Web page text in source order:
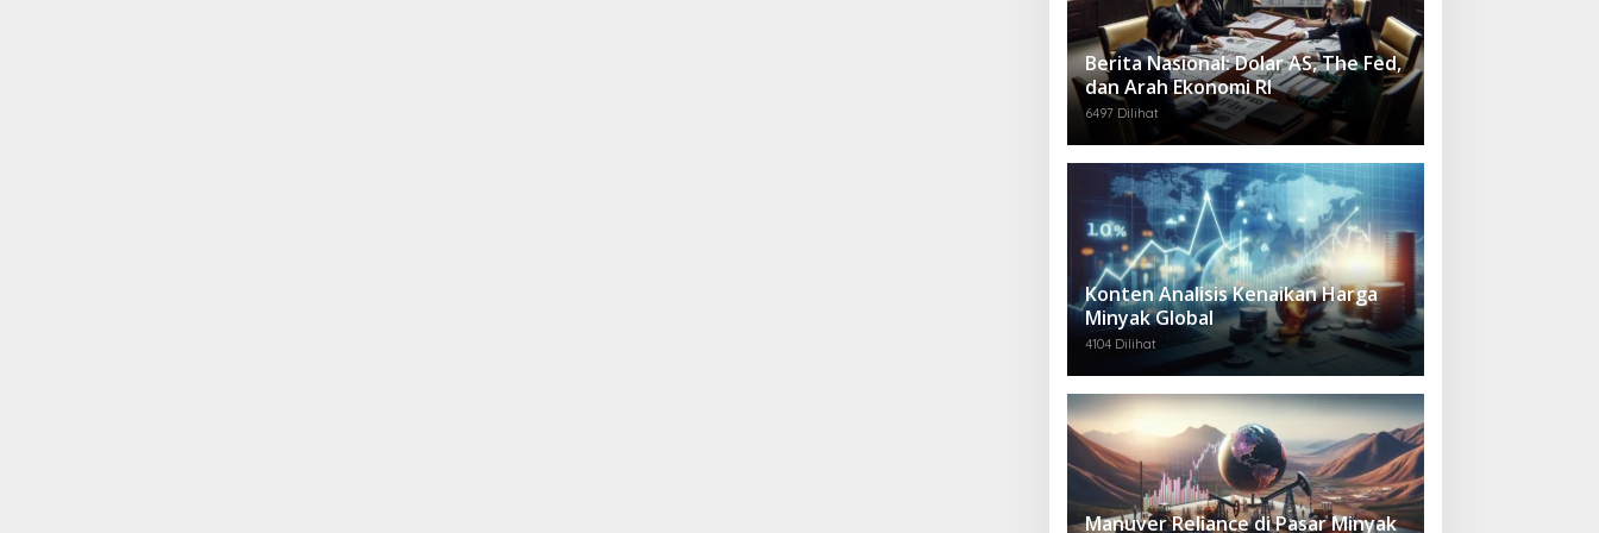
Berita Nasional: Dolar AS, The Fed,
dan Arah Ekonomi RI
6497 Dilihat
Konten Analisis Kenaikan Harga
Minyak Global
4104 Dilihat
Manuver Reliance di Pasar Minyak